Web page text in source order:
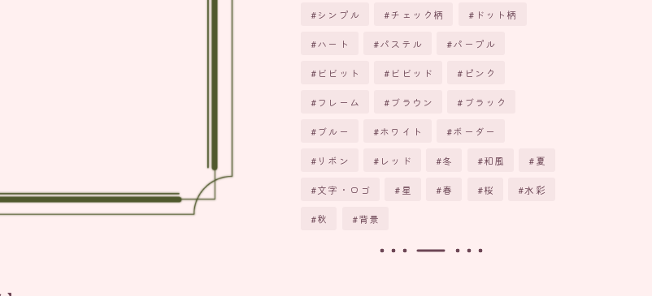
シンプル チェック柄 ドット柄
ハート パステル パープル
ビビット ビビッド ピンク
フレーム ブラウン ブラック
ブルー ホワイト ボーダー
リボン レッド 冬 和風 夏
文字・ロゴ 星 春 桜 水彩
秋 背景